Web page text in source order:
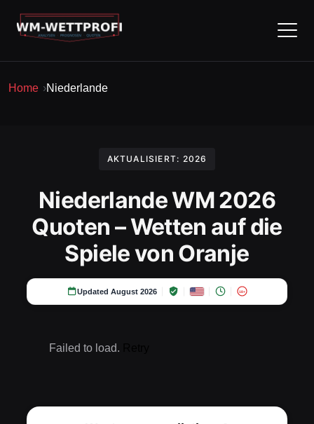
Home Niederlande
AKTUALISIERT: 2026
Niederlande WM 2026
Quoten – Wetten auf die
Spiele von Oranje
Updated August 2026 18+
Failed to load.